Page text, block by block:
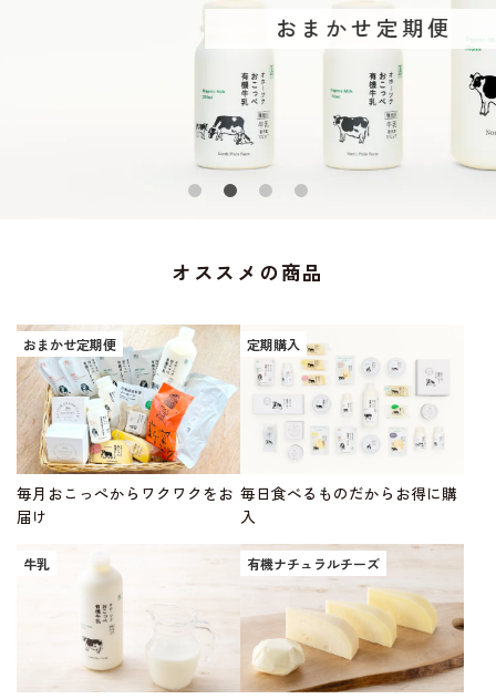
おまかせ定期便
オススメの商品
おまかせ定期便
毎月おこっぺからワクワクをお
届け
定期購入
毎日食べるものだからお得に購
入
牛乳 有機ナチュラルチーズ